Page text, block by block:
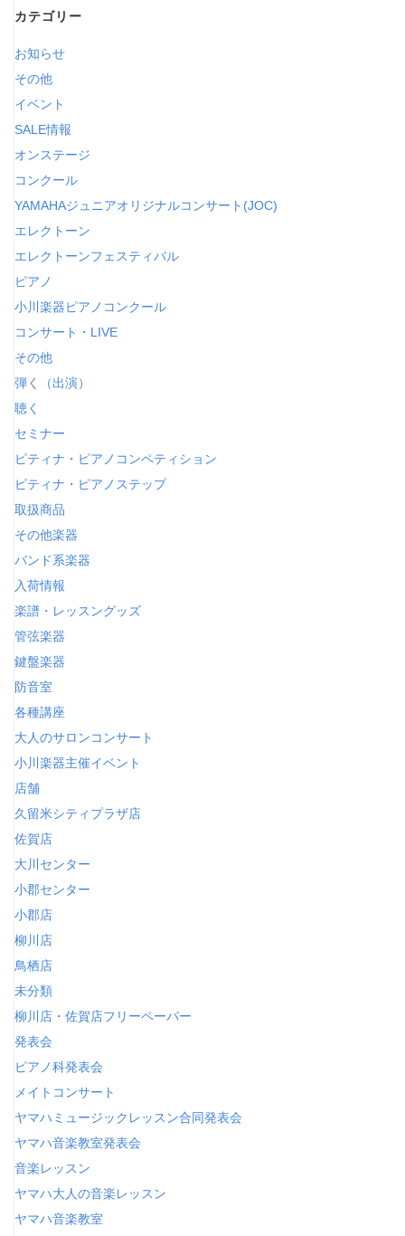
カテゴリー
お知らせ
その他
イベント
SALE情報
オンステージ
コンクール
YAMAHAジュニアオリジナルコンサート(JOC)
エレクトーン
エレクトーンフェスティバル
ピアノ
小川楽器ピアノコンクール
コンサート・LIVE
その他
弾く（出演）
聴く
セミナー
ピティナ・ピアノコンペティション
ピティナ・ピアノステップ
取扱商品
その他楽器
バンド系楽器
入荷情報
楽譜・レッスングッズ
管弦楽器
鍵盤楽器
防音室
各種講座
大人のサロンコンサート
小川楽器主催イベント
店舗
久留米シティプラザ店
佐賀店
大川センター
小郡センター
小郡店
柳川店
鳥栖店
未分類
柳川店・佐賀店フリーペーパー
発表会
ピアノ科発表会
メイトコンサート
ヤマハミュージックレッスン合同発表会
ヤマハ音楽教室発表会
音楽レッスン
ヤマハ大人の音楽レッスン
ヤマハ音楽教室